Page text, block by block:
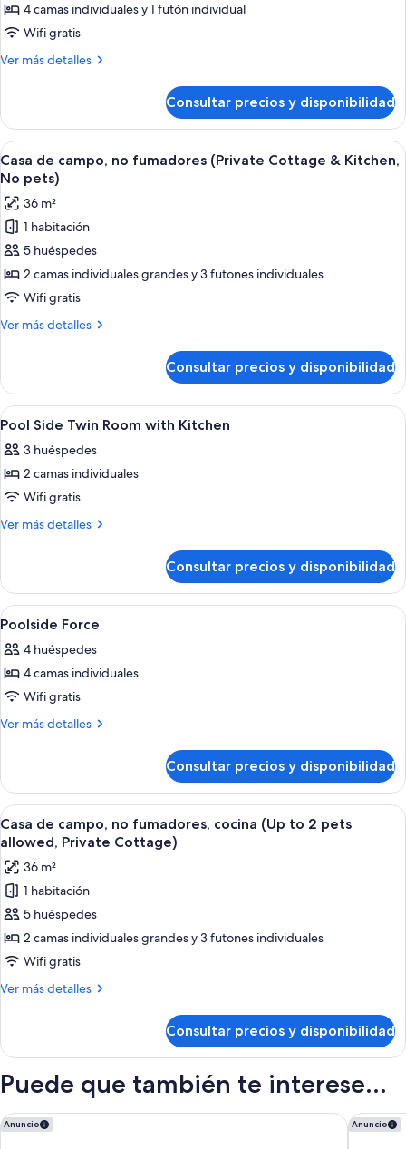
6
fotos
de
Habitación,
(Run
of
House,
No
pets)
4 camas individuales y 1 futón individual
Wifi gratis
Ver más detalles
Más
no
fumadores
(Run
of
House,
No
pets)
Consultar precios y disponibilidad
Abrir
todas
las
fotos
de
Casa
de
campo,
no
Cottage
&
Kitchen,
No
pets)
Una habitación con escalera de
41
Casa de campo, no fumadores (Private Cottage & Kitchen,
No pets)
36 m²
1 habitación
5 huéspedes
2 camas individuales grandes y 3 futones individuales
Wifi gratis
Ver más detalles
Más
de
campo,
no
(Private
Cottage
Kitchen,
No
Consultar precios y disponibilidad
Abrir
todas
las
fotos
de
Pool
Room
with
Kitchen
Escritorio, cortinas opacas, wifi
14
Pool Side Twin Room with Kitchen
3 huéspedes
2 camas individuales
Wifi gratis
Ver más detalles
Más
Side
Twin
Room
Kitchen
Consultar precios y disponibilidad
Abrir
todas
las
fotos
de
Poolside
Escritorio, cortinas opacas, wifi
8
Poolside Force
4 huéspedes
4 camas individuales
Wifi gratis
Ver más detalles
Más
Force
Consultar precios y disponibilidad
Abrir
todas
las
fotos
de
Casa
de
campo,
no
(Up
to
2
allowed,
Habitación de hotel con dos camas
6
Casa de campo, no fumadores, cocina (Up to 2 pets
allowed, Private Cottage)
36 m²
1 habitación
5 huéspedes
2 camas individuales grandes y 3 futones individuales
Wifi gratis
Ver más detalles
Más
de
no
cocina
(Up
Consultar precios y disponibilidad
Puede que también te interese...
Anuncio
Oriental Hills Okinawa Anuncio
ASBO